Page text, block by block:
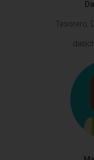
Tesorero,